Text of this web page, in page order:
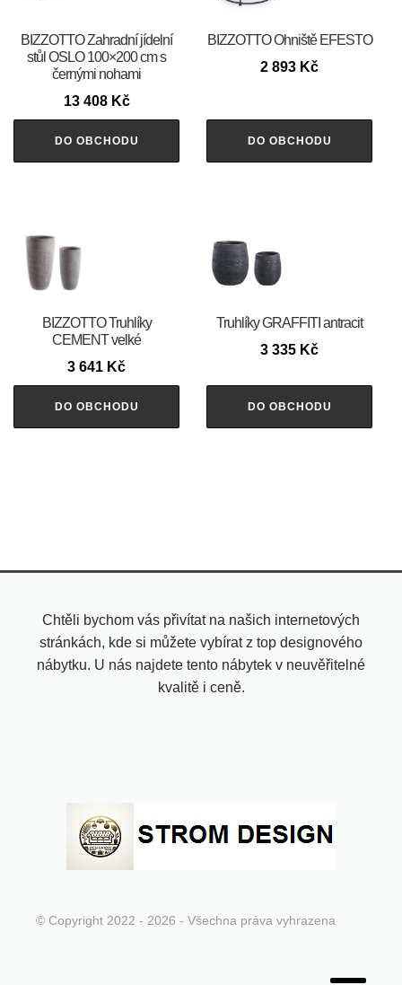
BIZZOTTO Zahradní jídelní
stůl OSLO 100×200 cm s
černými nohami
13 408 Kč
DO OBCHODU
BIZZOTTO Ohniště EFESTO
2 893 Kč
DO OBCHODU
BIZZOTTO Truhlíky
CEMENT velké
3 641 Kč
DO OBCHODU
Truhlíky GRAFFITI antracit
3 335 Kč
DO OBCHODU
Chtěli bychom vás přivítat na našich internetových
stránkách, kde si můžete vybírat z top designového
nábytku. U nás najdete tento nábytek v neuvěřitelné
kvalitě i ceně.
© Copyright 2022 - 2026 - Všechna práva vyhrazena